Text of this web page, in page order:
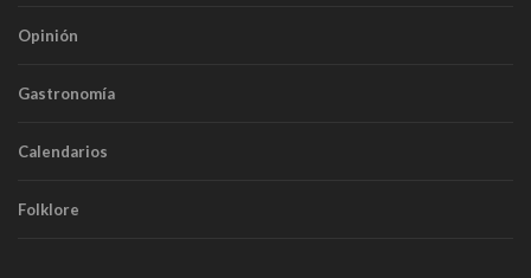
Opinión
Gastronomía
Calendarios
Folklore